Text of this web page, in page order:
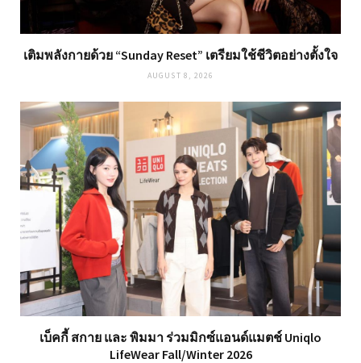
เติมพลังกายด้วย “Sunday Reset” เตรียมใช้ชีวิตอย่างตั้งใจ
AUGUST 8, 2026
เบ็คกี้ สกาย และ พิมมา ร่วมมิกซ์แอนด์แมตช์ Uniqlo
LifeWear Fall/Winter 2026